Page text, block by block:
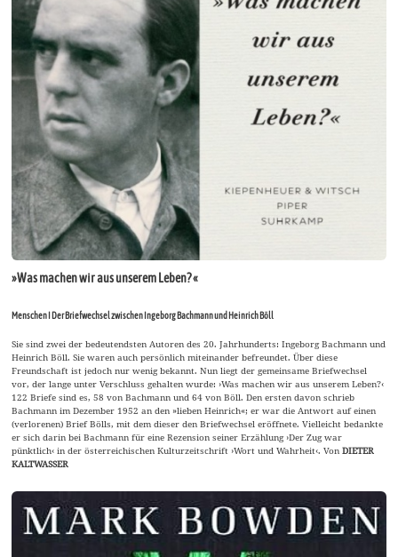
»Was machen wir aus unserem Leben? «
Menschen I Der Briefwechsel zwischen Ingeborg Bachmann und Heinrich Böll
Sie sind zwei der bedeutendsten Autoren des 20. Jahrhunderts: Ingeborg Bachmann und
Heinrich Böll. Sie waren auch persönlich miteinander befreundet. Über diese
Freundschaft ist jedoch nur wenig bekannt. Nun liegt der gemeinsame Briefwechsel
vor, der lange unter Verschluss gehalten wurde: ›Was machen wir aus unserem Leben?‹
122 Briefe sind es, 58 von Bachmann und 64 von Böll. Den ersten davon schrieb
Bachmann im Dezember 1952 an den »lieben Heinrich«; er war die Antwort auf einen
(verlorenen) Brief Bölls, mit dem dieser den Briefwechsel eröffnete. Vielleicht bedankte
er sich darin bei Bachmann für eine Rezension seiner Erzählung ›Der Zug war
pünktlich‹ in der österreichischen Kulturzeitschrift ›Wort und Wahrheit‹. VonDIETER
KALTWASSER